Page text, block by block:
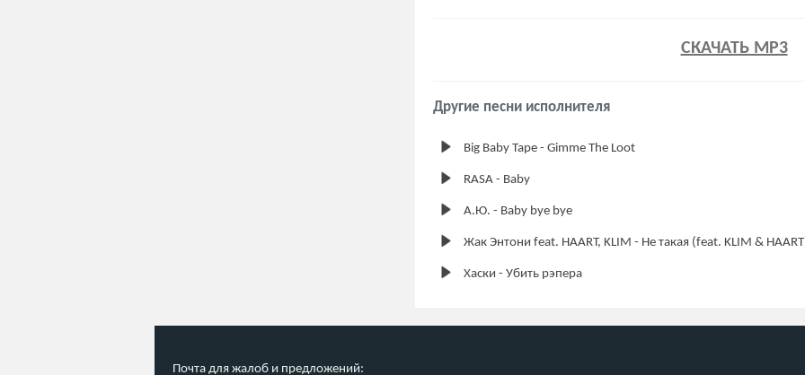
СКАЧАТЬ MP3
Другие песни исполнителя
Big Baby Tape - Gimme The Loot
RASA - Baby
А.Ю. - Baby bye bye
Жак Энтони feat. HAART, KLIM - Не такая (feat. KLIM &
Хаски - Убить рэпера
Почта для жалоб и предложений: